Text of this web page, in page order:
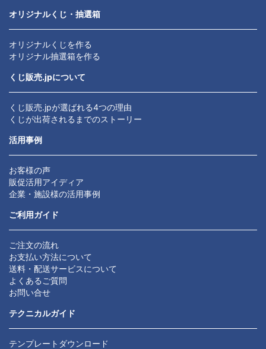
オリジナルくじ・抽選箱
オリジナルくじを作る
オリジナル抽選箱を作る
くじ販売.jpについて
くじ販売.jpが選ばれる4つの理由
くじが出荷されるまでのストーリー
活用事例
お客様の声
販促活用アイディア
企業・施設様の活用事例
ご利用ガイド
ご注文の流れ
お支払い方法について
送料・配送サービスについて
よくあるご質問
お問い合せ
テクニカルガイド
テンプレートダウンロード